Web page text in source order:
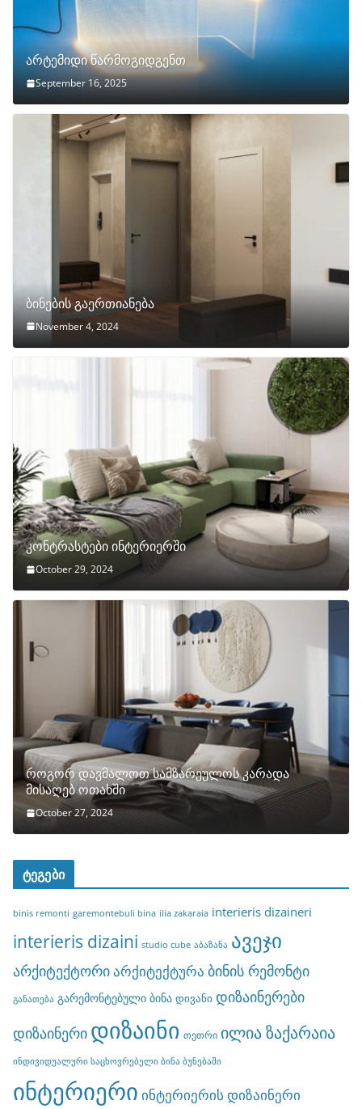
არტემიდი წარმოგიდგენთ
September 16, 2025
ბინების გაერთიანება
November 4, 2024
კონტრასტები ინტერიერში
October 29, 2024
როგორ დავმალოთ სამზარეულოს კარადა
მისაღებ ოთახში
October 27, 2024
ტეგები
binis remonti garemontebuli bina ilia zakaraia interieris dizaineri
interieris dizaini studio cube აბაზანა ავეჯი
არქიტექტორიარქიტექტურა ბინის რემონტი
განათება გარემონტებული ბინა დივანი დიზაინერები
დიზაინერი დიზაინი თეთრი ილია ზაქარაია
ინდივიდუალური საცხოვრებელი ბინა ბუნებაში
ინტერიერი ინტერიერის დიზაინერი